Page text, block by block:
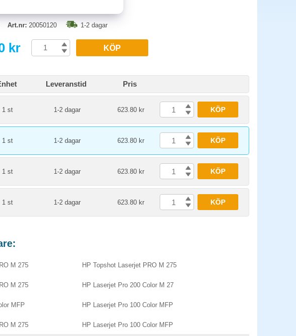
Art.nr: 20050120 1-2 dagar
kr KÖP
Leveranstid Pris
1 st 1-2 dagar 623.80 kr KÖP
1 st 1-2 dagar 623.80 kr KÖP
1 st 1-2 dagar 623.80 kr KÖP
1 st 1-2 dagar 623.80 kr KÖP
M 275 HP Topshot Laserjet PRO M 275
M 275 HP Laserjet Pro 200 Color M 27
MFP HP Laserjet Pro 100 Color MFP
M 275 HP Laserjet Pro 100 Color MFP